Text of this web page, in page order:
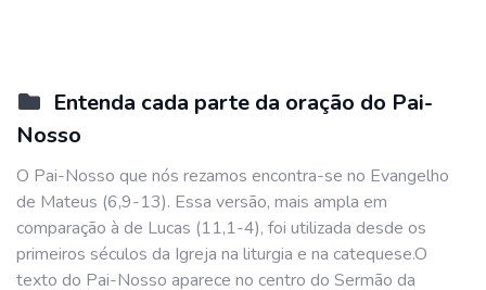
Entenda cada parte da oração do Pai-
Nosso
O Pai-Nosso que nós rezamos encontra-se no Evangelho
de Mateus (6,9-13). Essa versão, mais ampla em
comparação à de Lucas (11,1-4), foi utilizada desde os
primeiros séculos da Igreja na liturgia e na catequese.O
texto do Pai-Nosso aparece no centro do Sermão da